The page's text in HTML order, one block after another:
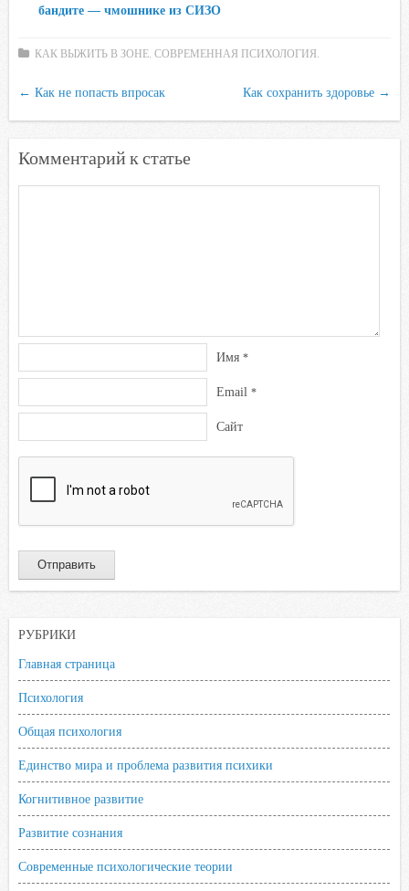
бандите — чмошнике из СИЗО
КАК ВЫЖИТЬ В ЗОНЕ. СОВРЕМЕННАЯ ПСИХОЛОГИЯ.
← Как не попасть впросак Как сохранить здоровье →
Комментарий к статье
Имя *
Email *
Сайт
РУБРИКИ
Главная страница
Психология
Общая психология
Единство мира и проблема развития психики
Когнитивное развитие
Развитие сознания
Современные психологические теории